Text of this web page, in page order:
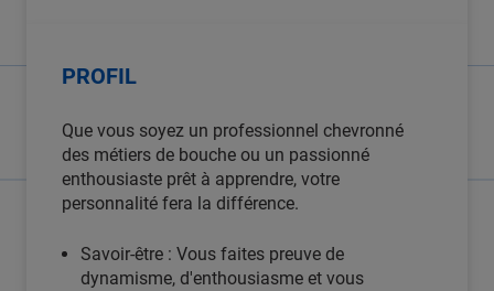
PROFIL
Que vous soyez un professionnel chevronné
des métiers de bouche ou un passionné
enthousiaste prêt à apprendre, votre
personnalité fera la différence.
Savoir-être : Vous faites preuve de
dynamisme, d'enthousiasme et vous